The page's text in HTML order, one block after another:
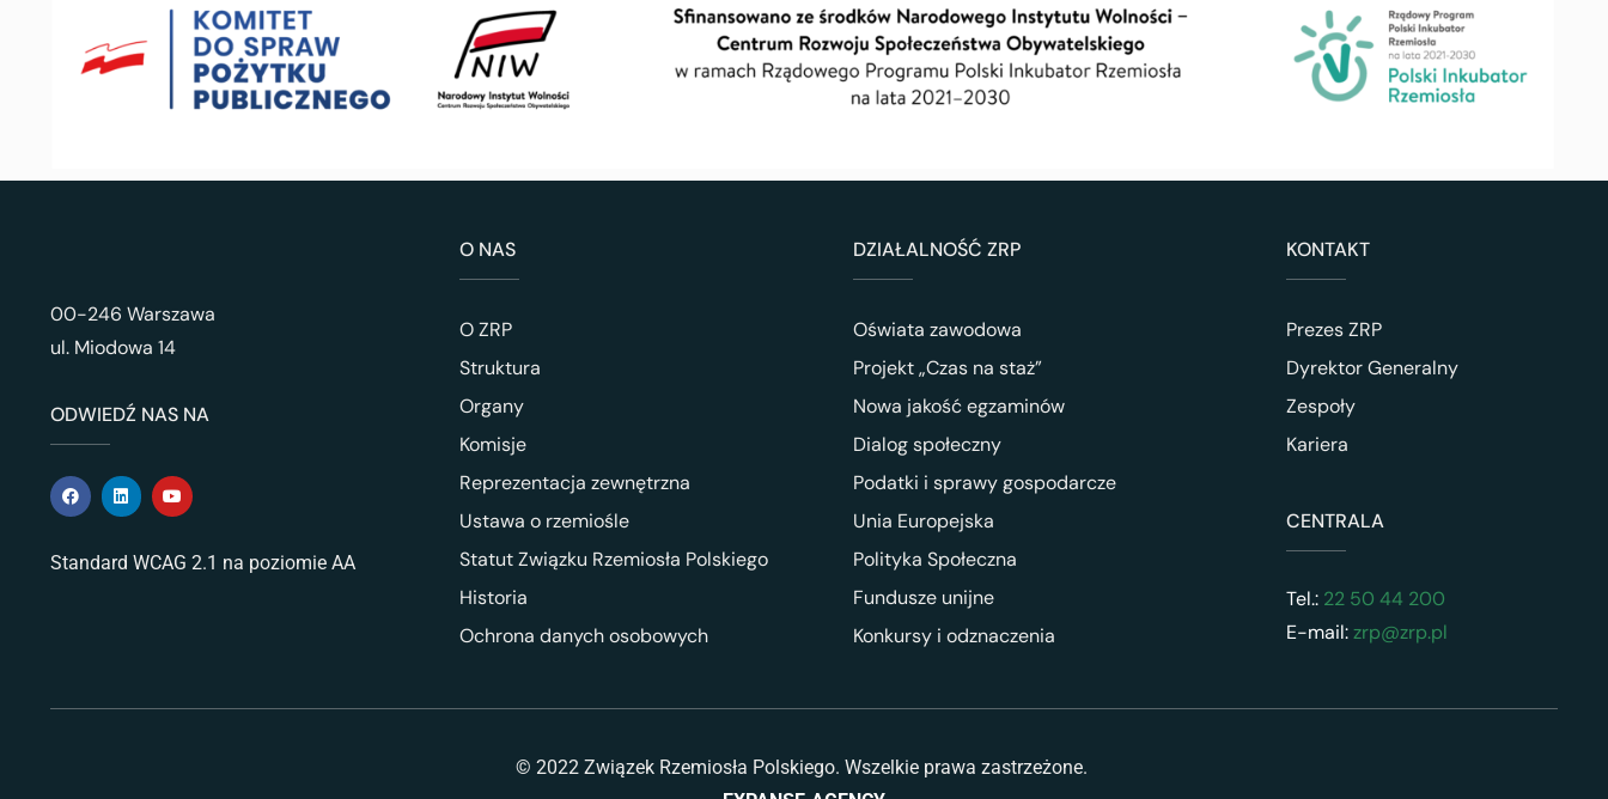
00-246 Warszawa
ul. Miodowa 14
ODWIEDŹ NAS NA
Standard WCAG 2.1 na poziomie AA
O NAS
O ZRP
Struktura
Organy
Komisje
Reprezentacja zewnętrzna
Ustawa o rzemiośle
Statut Związku Rzemiosła Polskiego
Historia
Ochrona danych osobowych
DZIAŁALNOŚĆ ZRP
Oświata zawodowa
Projekt „Czas na staż”
Nowa jakość egzaminów
Dialog społeczny
Podatki i sprawy gospodarcze
Unia Europejska
Polityka Społeczna
Fundusze unijne
Konkursy i odznaczenia
KONTAKT
Prezes ZRP
Dyrektor Generalny
Zespoły
Kariera
CENTRALA
Tel.:22 50 44 200
E-mail:zrp@zrp.pl
© 2022 Związek Rzemiosła Polskiego. Wszelkie prawa zastrzeżone.